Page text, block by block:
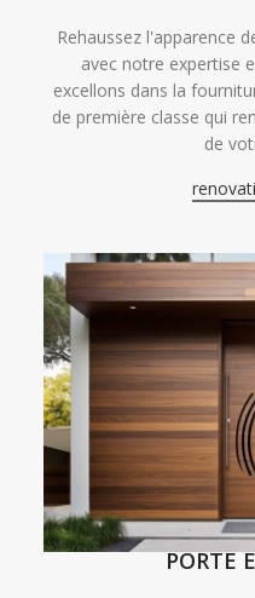
Rehaussez l'apparence
avec notre expertise
excellons dans la
de première classe qui
de
PORTE